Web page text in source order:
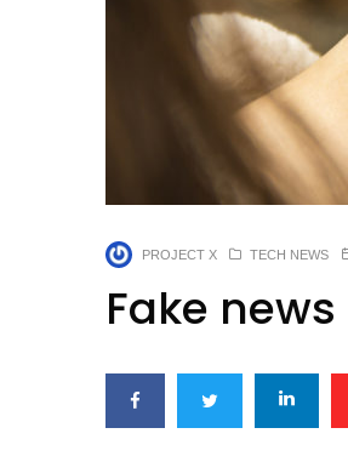
PROJECT X TECH NEWS
Fake